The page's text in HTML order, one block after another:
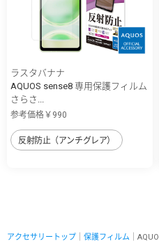
ラスタバナナ
AQUOS sense8 専用保護フィルム
さらさ...
参考価格￥990
反射防止（アンチグレア）
アクセサリートップ 保護フィルム ｜